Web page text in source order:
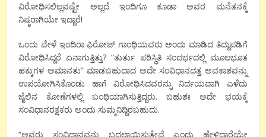
ವಿರೋಧಿಸಲಿಲ್ಲವಷ್ಟೇ ಅಲ್ಲದೆ ಇಂದಿಗೂ ಕೂಡಾ ಅವರ ಮನೆತನಕ್ಕೆ
ನಿಷ್ಠರಾಗಿಯೇ ಇದ್ದಾರೆ!
ಒಂದು ವೇಳೆ ಇಂದಿರಾ ಫಿರೋಜ್ ಗಾಂಧಿಯವರು ಅಂದು ಮಾಡಿದ ತಿದ್ದುಪಡಿಗೆ
ವಿರೋಧಿಸಿದ್ದರೆ ಏನಾಗುತ್ತಿತ್ತು? “ತುರ್ತು ಪರಿಸ್ಥಿತಿ ಸಂದರ್ಭದಲ್ಲಿ ಮೂಲಭೂತ
ಹಕ್ಕುಗಳ ಅಮಾನತು” ಮಾಡಬಹುದಾದ ಅದೇ ಸಂವಿಧಾನದತ್ತ ಅವಕಾಶವನ್ನು
ಉಪಯೋಗಿಸಿಕೊಂಡು ಹಾಗೆ ವಿರೋಧಿಸಿದವರನ್ನು ನಿರ್ದಯವಾಗಿ ಎಳೆದು
ಜೈಲಿನ ಕೋಣೆಗಳಲ್ಲಿ ಬಂಧಿಯಾಗಿಸುತ್ತಿದ್ದರು. ಬಹುಶಃ ಅದೇ ಭಯಕ್ಕೆ
ಸಂವಿಧಾನರಕ್ಷಕರು ಅಂದು ಸುಮ್ಮನಿದ್ದಿರಬಹುದು.
“ಅವರು ಸಂವಿಧಾನವನ್ನು ಬದಲಾಯಿಸುತ್ತೇವೆ ಎಂದು ಹೇಳಿದ್ದಾರೆಯೇ